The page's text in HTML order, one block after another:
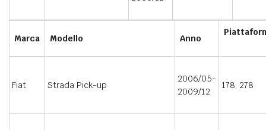
Marca Modello Anno
Fiat Strada Pick-up
2006/05-
2009/12
178, 278